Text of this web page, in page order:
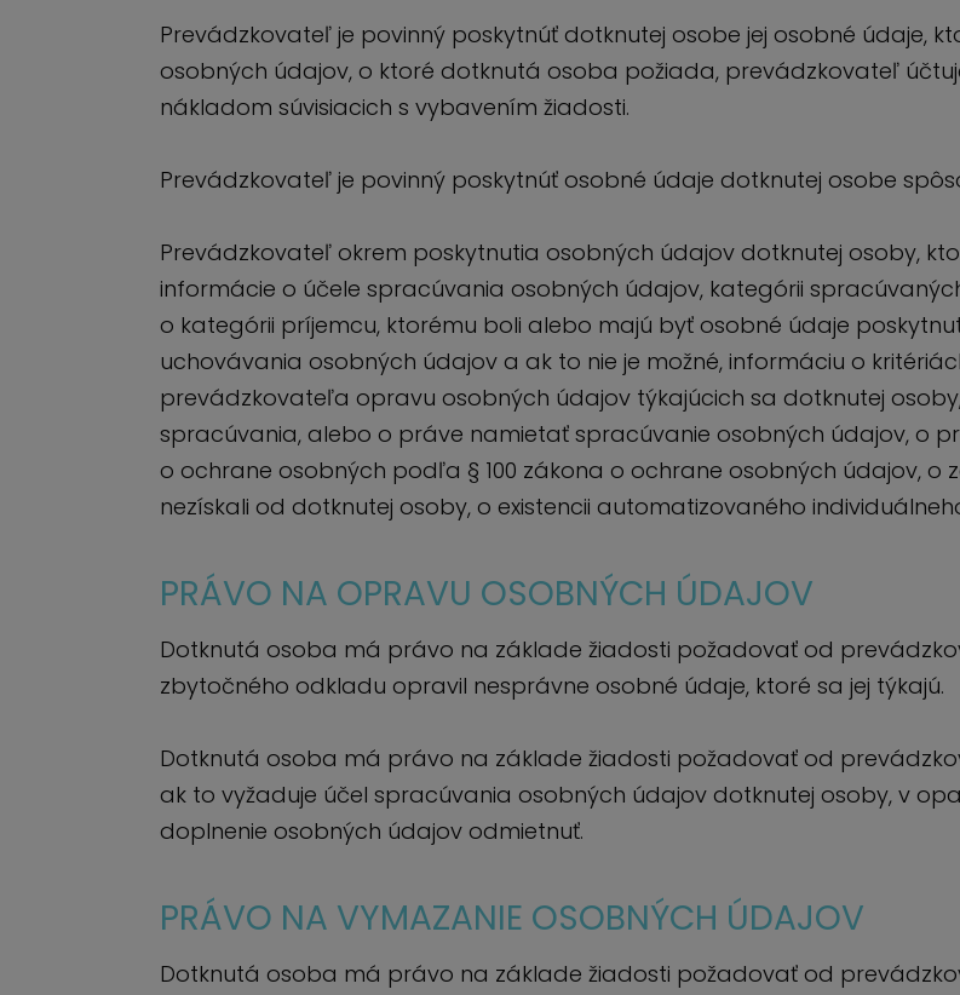
Prevádzkovateľ je povinný poskytnúť dotknutej osobe jej osobné údaje,
osobných údajov, o ktoré dotknutá osoba požiada, prevádzkovateľ
nákladom súvisiacich s vybavením žiadosti.
Prevádzkovateľ je povinný poskytnúť osobné údaje dotknutej osobe
Prevádzkovateľ okrem poskytnutia osobných údajov dotknutej osoby,
informácie o účele spracúvania osobných údajov, kategórii
o kategórii príjemcu, ktorému boli alebo majú byť osobné údaje
uchovávania osobných údajov a ak to nie je možné, informáciu o
prevádzkovateľa opravu osobných údajov týkajúcich sa dotknutej
spracúvania, alebo o práve namietať spracúvanie osobných údajov, o
o ochrane osobných podľa § 100 zákona o ochrane osobných údajov, o
nezískali od dotknutej osoby, o existencii automatizovaného
PRÁVO NA OPRAVU OSOBNÝCH ÚDAJOV
Dotknutá osoba má právo na základe žiadosti požadovať od
zbytočného odkladu opravil nesprávne osobné údaje, ktoré sa jej týkajú.
Dotknutá osoba má právo na základe žiadosti požadovať od
ak to vyžaduje účel spracúvania osobných údajov dotknutej osoby, v
doplnenie osobných údajov odmietnuť.
PRÁVO NA VYMAZANIE OSOBNÝCH ÚDAJOV
Dotknutá osoba má právo na základe žiadosti požadovať od